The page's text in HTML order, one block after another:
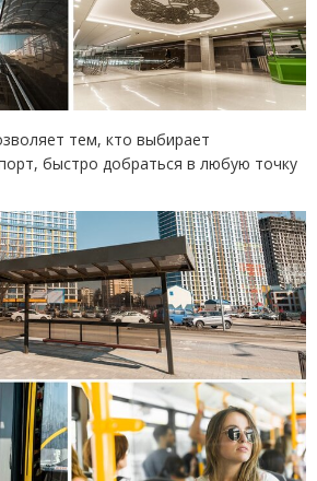
тем, кто выбирает
быстро добраться в любую точку